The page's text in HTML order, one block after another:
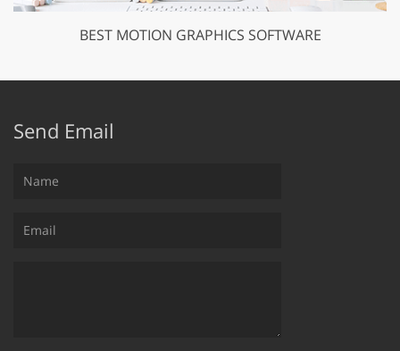
BEST MOTION GRAPHICS SOFTWARE
Send Email